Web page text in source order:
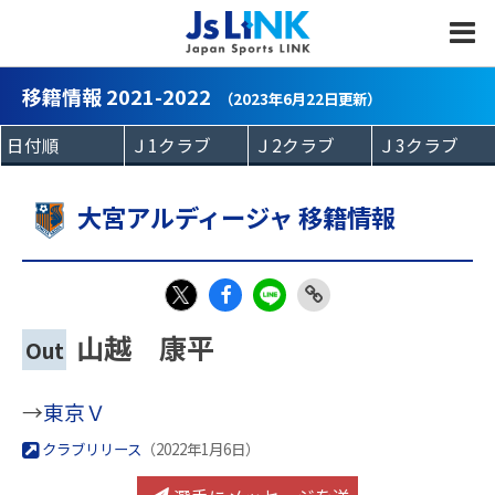
移籍情報 2021-2022 （2023年6月22日更新）
大宮アルディージャ 移籍情報
Out 山越 康平
→東京Ｖ
クラブリリース （2022年1月6日）